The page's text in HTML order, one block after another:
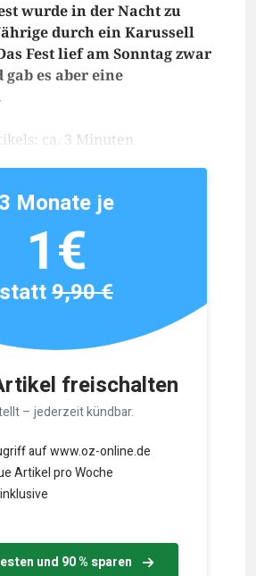
wurde in der Nacht zu
durch ein Karussell
Fest lief am Sonntag zwar
es aber eine
ca. 3 Minuten
freischalten
– jederzeit kündbar.
auf www.oz-online.de
Artikel pro Woche
und 90 % sparen
3 Monate je
1€
statt9,90 €